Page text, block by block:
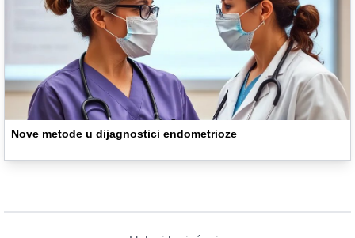
Nove metode u dijagnostici endometrioze